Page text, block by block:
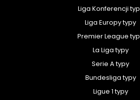
Liga Konferencji
Liga Europy typy
Premier League
La Liga typy
Serie A typy
Bundesliga typy
Ligue 1 typy